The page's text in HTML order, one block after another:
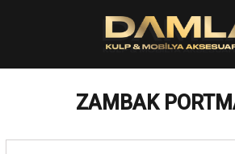
ZAMBAK